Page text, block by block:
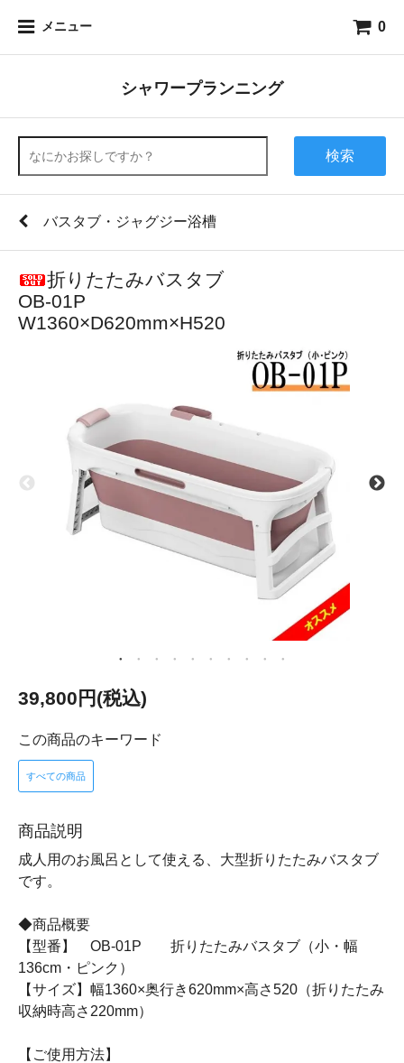
メニュー 0
シャワープランニング
検索
バスタブ・ジャグジー浴槽
折りたたみバスタブ
OB-01P
W1360×D620mm×H520
39,800円(税込)
この商品のキーワード
すべての商品
商品説明
成人用のお風呂として使える、大型折りたたみバスタブ
です。
◆商品概要
【型番】 OB-01P 折りたたみバスタブ（小・幅
136cm・ピンク）
【サイズ】幅1360×奥行き620mm×高さ520（折りたたみ
収納時高さ220mm）
【ご使用方法】